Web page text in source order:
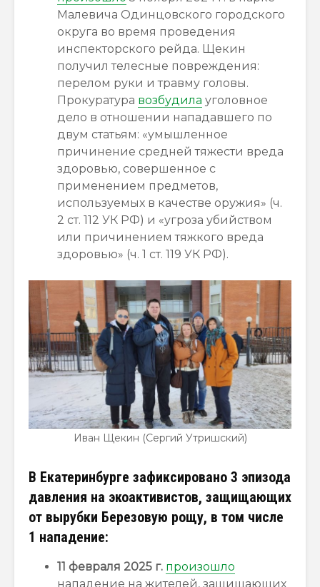
Малевича Одинцовского городского
округа во время проведения
инспекторского рейда. Щекин
получил телесные повреждения:
перелом руки и травму головы.
Прокуратура возбудила уголовное
дело в отношении нападавшего по
двум статьям: «умышленное
причинение средней тяжести вреда
здоровью, совершенное с
применением предметов,
используемых в качестве оружия» (ч.
2 ст. 112 УК РФ) и «угроза убийством
или причинением тяжкого вреда
здоровью» (ч. 1 ст. 119 УК РФ).
Иван Щекин (Сергий Утришский)
В Екатеринбурге зафиксировано 3 эпизода
давления на экоактивистов, защищающих
от вырубки Березовую рощу, в том числе
1 нападение:
11 февраля 2025 г. произошло
нападение на жителей, защищающих